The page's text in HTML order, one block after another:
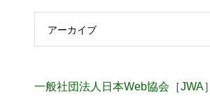
アーカイブ
一般社団法人日本Web協会［JWA］